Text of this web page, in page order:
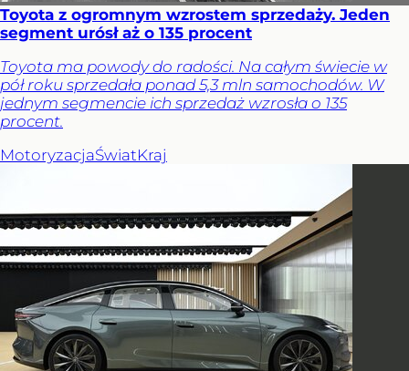
Toyota z ogromnym wzrostem sprzedaży. Jeden
segment urósł aż o 135 procent
Toyota ma powody do radości. Na całym świecie w
pół roku sprzedała ponad 5,3 mln samochodów. W
jednym segmencie ich sprzedaż wzrosła o 135
procent.
MotoryzacjaŚwiatKraj